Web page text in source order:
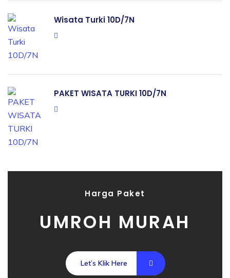
Wisata Turki 10D/7N
PAKET WISATA TURKI 10D/7N
Harga Paket
UMROH MURAH
Let’s Klik Here